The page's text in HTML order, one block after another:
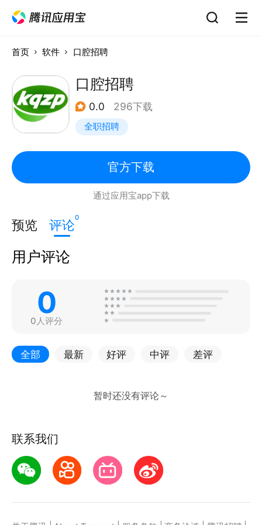
首页 软件 口腔招聘
口腔招聘
0.0 296下载
全职招聘
官方下载
通过应用宝app下载
预览 评论0
用户评论
0
0人评分
全部 最新 好评 中评 差评
联系我们